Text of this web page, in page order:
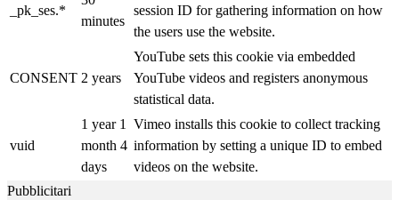
_pk_ses.*
minutes
session ID for gathering information on how
the users use the website.
CONSENT 2 years
YouTube sets this cookie via embedded
YouTube videos and registers anonymous
statistical data.
vuid
1 year 1
month 4
days
Vimeo installs this cookie to collect tracking
information by setting a unique ID to embed
videos on the website.
Pubblicitari